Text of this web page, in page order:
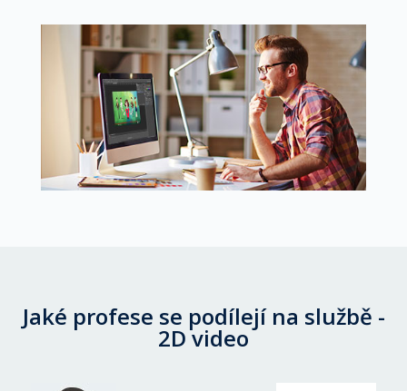
Jaké profese se podílejí na službě -
2D video